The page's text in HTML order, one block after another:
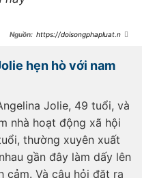
https://doisongphapluat.ngu
hon-brad-pitt-a475299.html
hẹn hò với nam
Jolie, 49 tuổi, và
nhà hoạt động xã hội
thường xuyên xuất
gần đây làm dấy lên
cảm. Và câu hỏi đặt ra